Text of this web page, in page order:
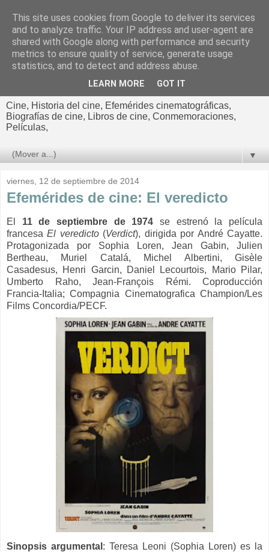
El cultural
cinematográfico de Jorge
Cine, Historia del cine, Efemérides cinematográficas,
Biografías de cine, Libros de cine, Conmemoraciones,
Películas,
▼
viernes, 12 de septiembre de 2014
Efemérides de cine: El veredicto
El 11 de septiembre de 1974se estrenó la película
francesaEl veredicto(Verdict), dirigida por André Cayatte.
Protagonizada por Sophia Loren, Jean Gabin, Julien
Bertheau, Muriel Catalá, Michel Albertini, Gisèle
Casadesus, Henri Garcin, Daniel Lecourtois, Mario Pilar,
Umberto Raho, Jean-François Rémi. Coproducción
Francia-Italia; Compagnia Cinematografica Champion/Les
Films Concordia/PECF.
Sinopsis argumental : Teresa Leoni (Sophia Loren) es la
This site uses cookies from Google to deliver its services
and to analyze traffic. Your IP address and user-agent are
shared with Google along with performance and security
metrics to ensure quality of service, generate usage
statistics, and to detect and address abuse.
LEARN MORE GOT IT